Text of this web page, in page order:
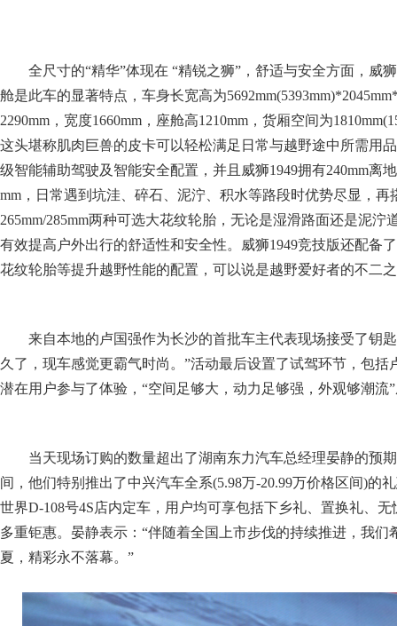
全尺寸的“精华”体现在 “精锐之狮”，舒适与安全方面，威
舱是此车的显著特点，车身长宽高为
级智能辅助驾驶及智能安全配置，并且威狮1949拥有240mm离
mm，日常遇到坑洼、碎石、泥泞、积水等路段时优势尽显，
265mm/285mm两种可选大花纹轮胎，无论是湿滑路面还是泥
有效提高户外出行的舒适性和安全性。威狮1949竞技版还配备
花纹轮胎等提升越野性能的配置，可以说是越野爱好者的不二